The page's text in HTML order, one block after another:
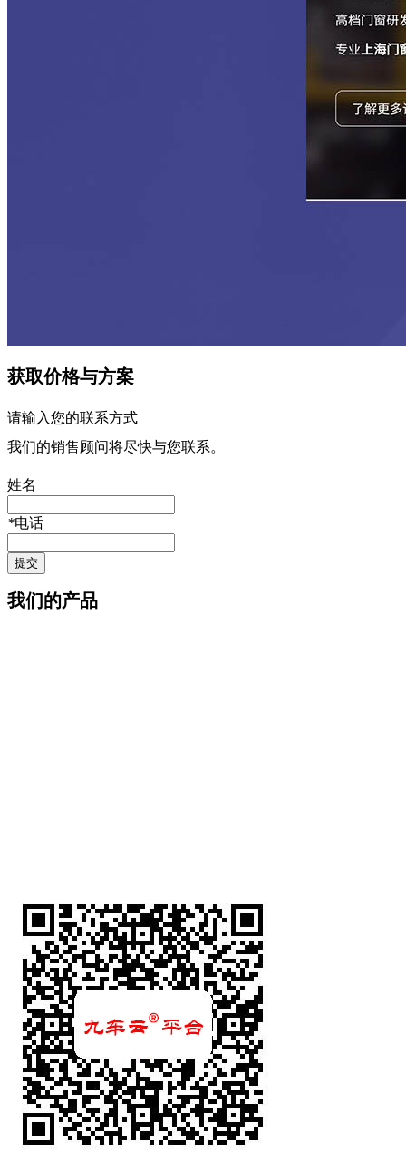
获取价格与方案
请输入您的联系方式
我们的销售顾问将尽快与您联系。
姓名
*电话
提交
我们的产品